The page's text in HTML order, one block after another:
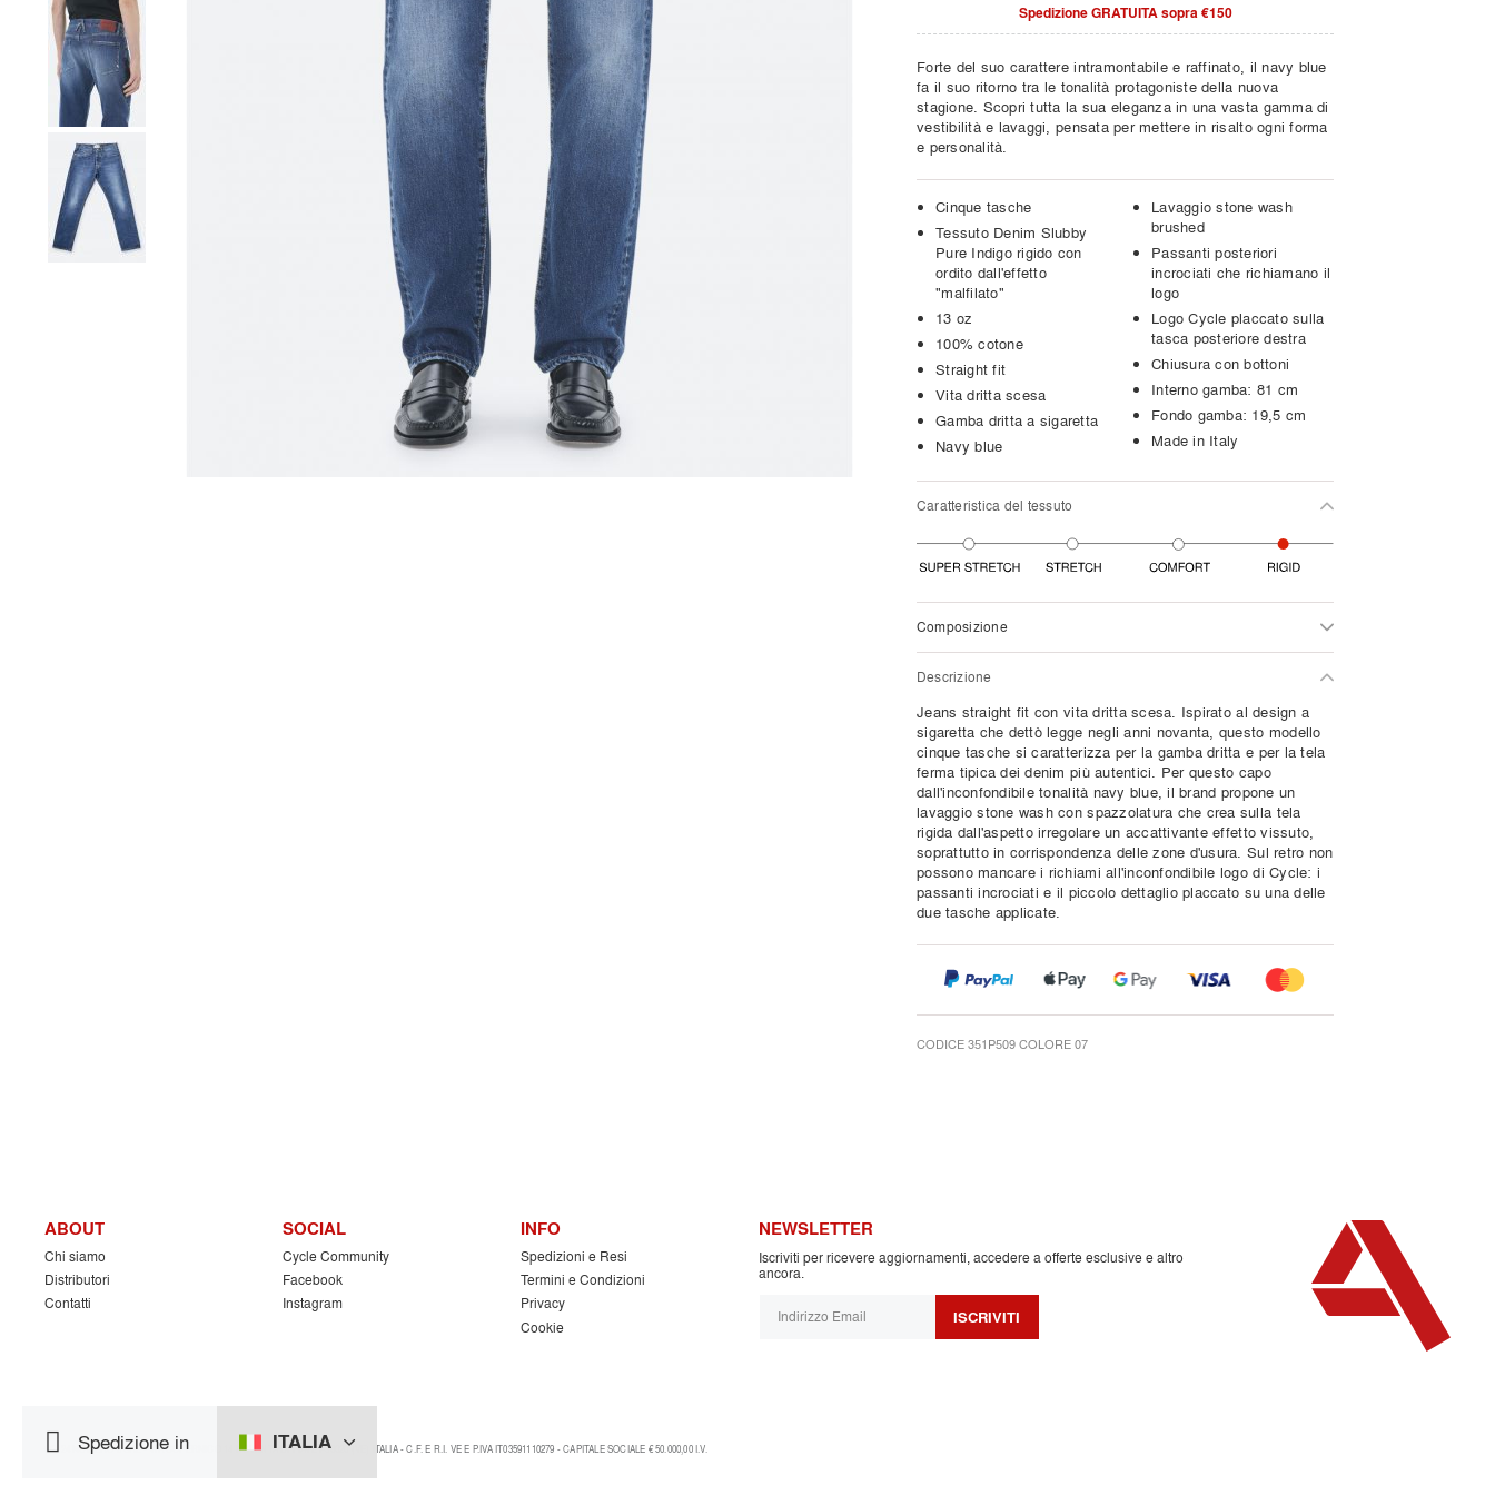
Spedizione in ITALIA
Spedizione GRATUITA sopra €150
Forte del suo carattere intramontabile e raffinato, il navy blue
fa il suo ritorno tra le tonalità protagoniste della nuova
stagione. Scopri tutta la sua eleganza in una vasta gamma di
vestibilità e lavaggi, pensata per mettere in risalto ogni forma
e personalità.
Cinque tasche
Tessuto Denim Slubby
Pure Indigo rigido con
ordito dall'effetto
"malfilato"
13 oz
100% cotone
Straight fit
Vita dritta scesa
Gamba dritta a sigaretta
Navy blue
Lavaggio stone wash
brushed
Passanti posteriori
incrociati che richiamano il
logo
Logo Cycle placcato sulla
tasca posteriore destra
Chiusura con bottoni
Interno gamba: 81 cm
Fondo gamba: 19,5 cm
Made in Italy
Caratteristica del tessuto
Composizione
Descrizione
Jeans straight fit con vita dritta scesa. Ispirato al design a
sigaretta che dettò legge negli anni novanta, questo modello
cinque tasche si caratterizza per la gamba dritta e per la tela
ferma tipica dei denim più autentici. Per questo capo
dall'inconfondibile tonalità navy blue, il brand propone un
lavaggio stone wash con spazzolatura che crea sulla tela
rigida dall'aspetto irregolare un accattivante effetto vissuto,
soprattutto in corrispondenza delle zone d'usura. Sul retro non
possono mancare i richiami all'inconfondibile logo di Cycle: i
passanti incrociati e il piccolo dettaglio placcato su una delle
due tasche applicate.
CODICE 351P509 COLORE 07
ABOUT
Chi siamo
Distributori
Contatti
SOCIAL
Cycle Community
Facebook
Instagram
INFO
Spedizioni e Resi
Termini e Condizioni
Privacy
Cookie
NEWSLETTER
Iscriviti per ricevere aggiornamenti, accedere a offerte esclusive e altro
ancora.
ISCRIVITI
©2024 NUMERO 8 SRL - VIA COPERNICO 14 NOVENTA DI PIAVE I-30020 (VE) ITALIA - C.F. E R.I. VE E P.IVA IT03591110279 - CAPITALE SOCIALE € 50.000,00 I.V.